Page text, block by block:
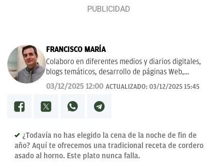
FRANCISCO MARÍA
Colaboro en diferentes medios y diarios digitales,
blogs temáticos, desarrollo de páginas Web,
redacción de guías y manuales didácticos, textos
promocionales, campañas publicitarias y de
marketing, artículos de opinión, relatos y guiones,
y proyectos empresariales de todo tipo que
bien documentado y revisado, así como a la
curación y depuración de textos. Estoy en
permanente crecimiento personal y profesional, y
03/12/2025 12:00 ACTUALIZADO: 03/12/2025 15:45
¿Todavía no has elegido la cena de la noche de fin de
año? Aquí te ofrecemos una tradicional receta de cordero
asado al horno. Este plato nunca falla.